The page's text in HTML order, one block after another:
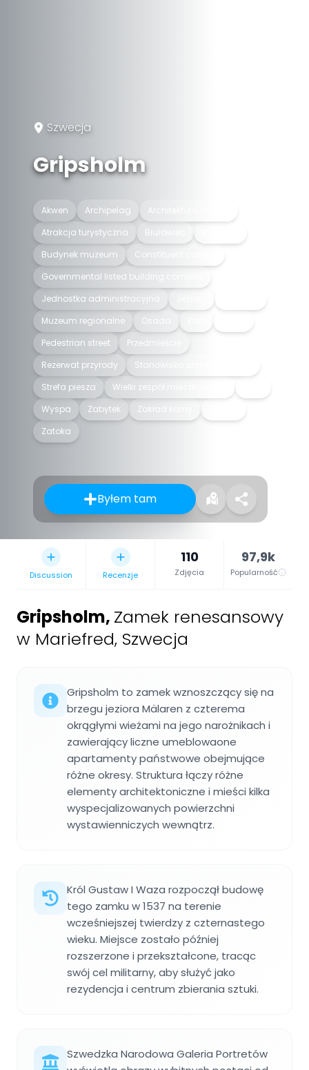
Szwecja
Gripsholm
Akwen Archipelag
Architektura baroku
Atrakcja turystyczna
Biurowiec
Budynek muzeum
Constituent college
Governmental listed building complex
Jednostka administracyjna
Muzeum regionalne
Osada
Pedestrian street
Przedmieście
Rezerwat przyrody
Stanowisko archeologiczne
Strefa piesza
Wielki zespół mieszkaniowy
Wyspa
Zabytek Zakład karny
Zatoka
Byłem tam
Discussion Recenzje
110
Zdjęcia
97,9k
Popularność
Gripsholm, Zamek renesansowy
w Mariefred, Szwecja
Gripsholm to zamek wznoszczący się na
brzegu jeziora Mälaren z czterema
okrągłymi wieżami na jego narożnikach i
zawierający liczne umeblowaone
apartamenty państwowe obejmujące
różne okresy. Struktura łączy różne
elementy architektoniczne i mieści kilka
wyspecjalizowanych powierzchni
wystawienniczych wewnątrz.
Król Gustaw I Waza rozpoczął budowę
tego zamku w 1537 na terenie
wcześniejszej twierdzy z czternastego
wieku. Miejsce zostało później
rozszerzone i przekształcone, tracąc
swój cel militarny, aby służyć jako
rezydencja i centrum zbierania sztuki.
Szwedzka Narodowa Galeria Portretów